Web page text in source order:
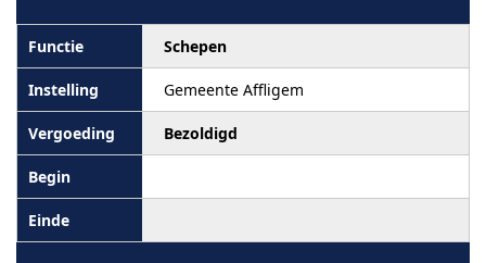
Schepen
Gemeente Affligem
Bezoldigd